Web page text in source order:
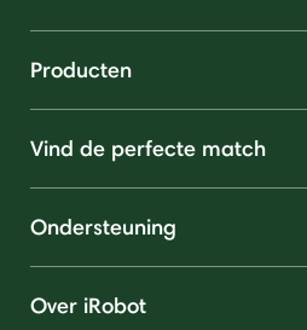
Producten
Vind de perfecte match
Ondersteuning
Over iRobot